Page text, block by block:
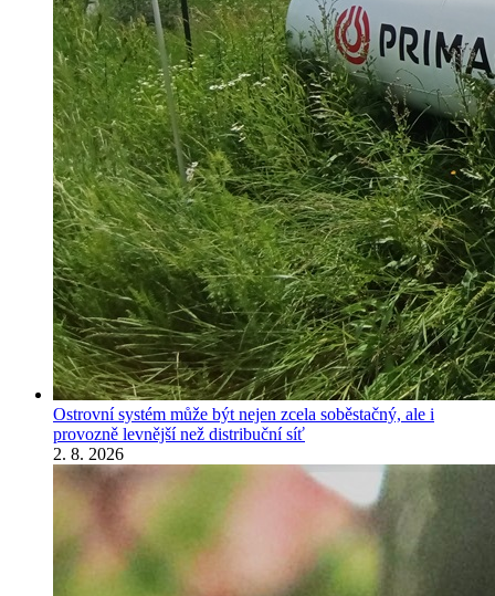
Ostrovní systém může být nejen zcela soběstačný, ale i
provozně levnější než distribuční síť
2. 8. 2026